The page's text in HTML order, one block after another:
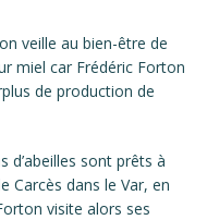
veille au bien-être de
miel car Frédéric Forton
de production de
d’abeilles sont prêts à
Carcès dans le Var, en
visite alors ses